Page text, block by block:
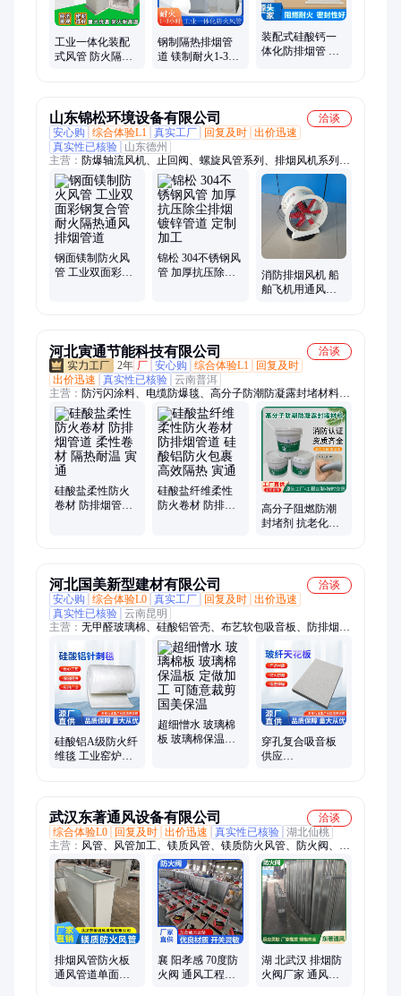
工业一体化装配
式风管 防火隔热
钢制隔热排烟管
道 镁制耐火1-3小
装配式硅酸钙一
体化防排烟管 钢
山东锦松环境设备有限公司
洽谈
安心购
综合体验L1 真实工厂 回复及时 出价迅速
真实性已核验
山东德州
主营： 防爆轴流风机、止回阀、螺旋风管系列、排烟风机系列、
轴流式消防排烟风机、不锈钢风管系列、消声器静压箱、新风换
气机、空调机组、离心式风机、玻璃钢风机、风机箱、镀锌风
管、静音风机
钢面镁制防火风
管 工业双面彩钢
锦松 304不锈钢风
管 加厚抗压除尘
消防排烟风机 船
舶飞机用通风排
河北寅通节能科技有限公司
洽谈
2年 厂 安心购 综合体验L1
回复及时
出价迅速
真实性已核验 云南普洱
主营： 防污闪涂料、电缆防爆毯、高分子防潮防凝露封堵材料、
防火防爆毯、L型防火隔板、防火板、钢结构防火涂料、防火涂
料、薄型防火涂料、厚型防火涂料、高强度防水防火发泡剂、电
缆接头防火毯、L型电缆防火板、电缆防火防爆毯、高强度防水
防火发泡胶、防水防火发泡胶、薄型钢结构防火涂料、超薄型防
火涂料、L型防火板、泡沫封堵材料、高分子封堵材料、高分子
防潮封堵材料、高分子防凝露封堵材料、纳米防污闪涂料、AB
组泡沫封堵材料
硅酸盐柔性防火
卷材 防排烟管道
硅酸盐纤维柔性
防火卷材 防排烟
高分子阻燃防潮
封堵剂 抗老化性
河北国美新型建材有限公司
洽谈
安心购
综合体验L0 真实工厂 回复及时 出价迅速
真实性已核验 云南昆明
主营： 无甲醛玻璃棉、硅酸铝管壳、布艺软包吸音板、防排烟玻
璃棉板、防火包裹、玻璃棉管壳、玻纤悬挂吸声体、玻纤天花
板、硅酸铝板、硅酸铝针刺毯、岩棉管、无甲醛无丙烯酸玻璃
棉、暖通玻璃棉板
硅酸铝A级防火纤
维毯 工业窑炉隔
超细憎水 玻璃棉
板 玻璃棉保温板
穿孔复合吸音板
供应
武汉东著通风设备有限公司
洽谈
综合体验L0
回复及时 出价迅速 真实性已核验 湖北仙桃
主营： 风管、风管加工、镁质风管、镁质防火风管、防火阀、电
动防火阀、复合防火风管、不锈钢风管、螺旋风管、镀锌风管、
铁皮风管、镁质复合风管、共板风管、方形风管、304不锈钢风
管、角铁法兰风管、焊接风管、钢面镁质风管、共板法兰风管、
漂珠复合风管、静压箱、风机、消声器
排烟风管防火板
通风管道单面彩
襄 阳孝感 70度防
火阀 通风工程送
湖 北武汉 排烟防
火阀厂家 通风工